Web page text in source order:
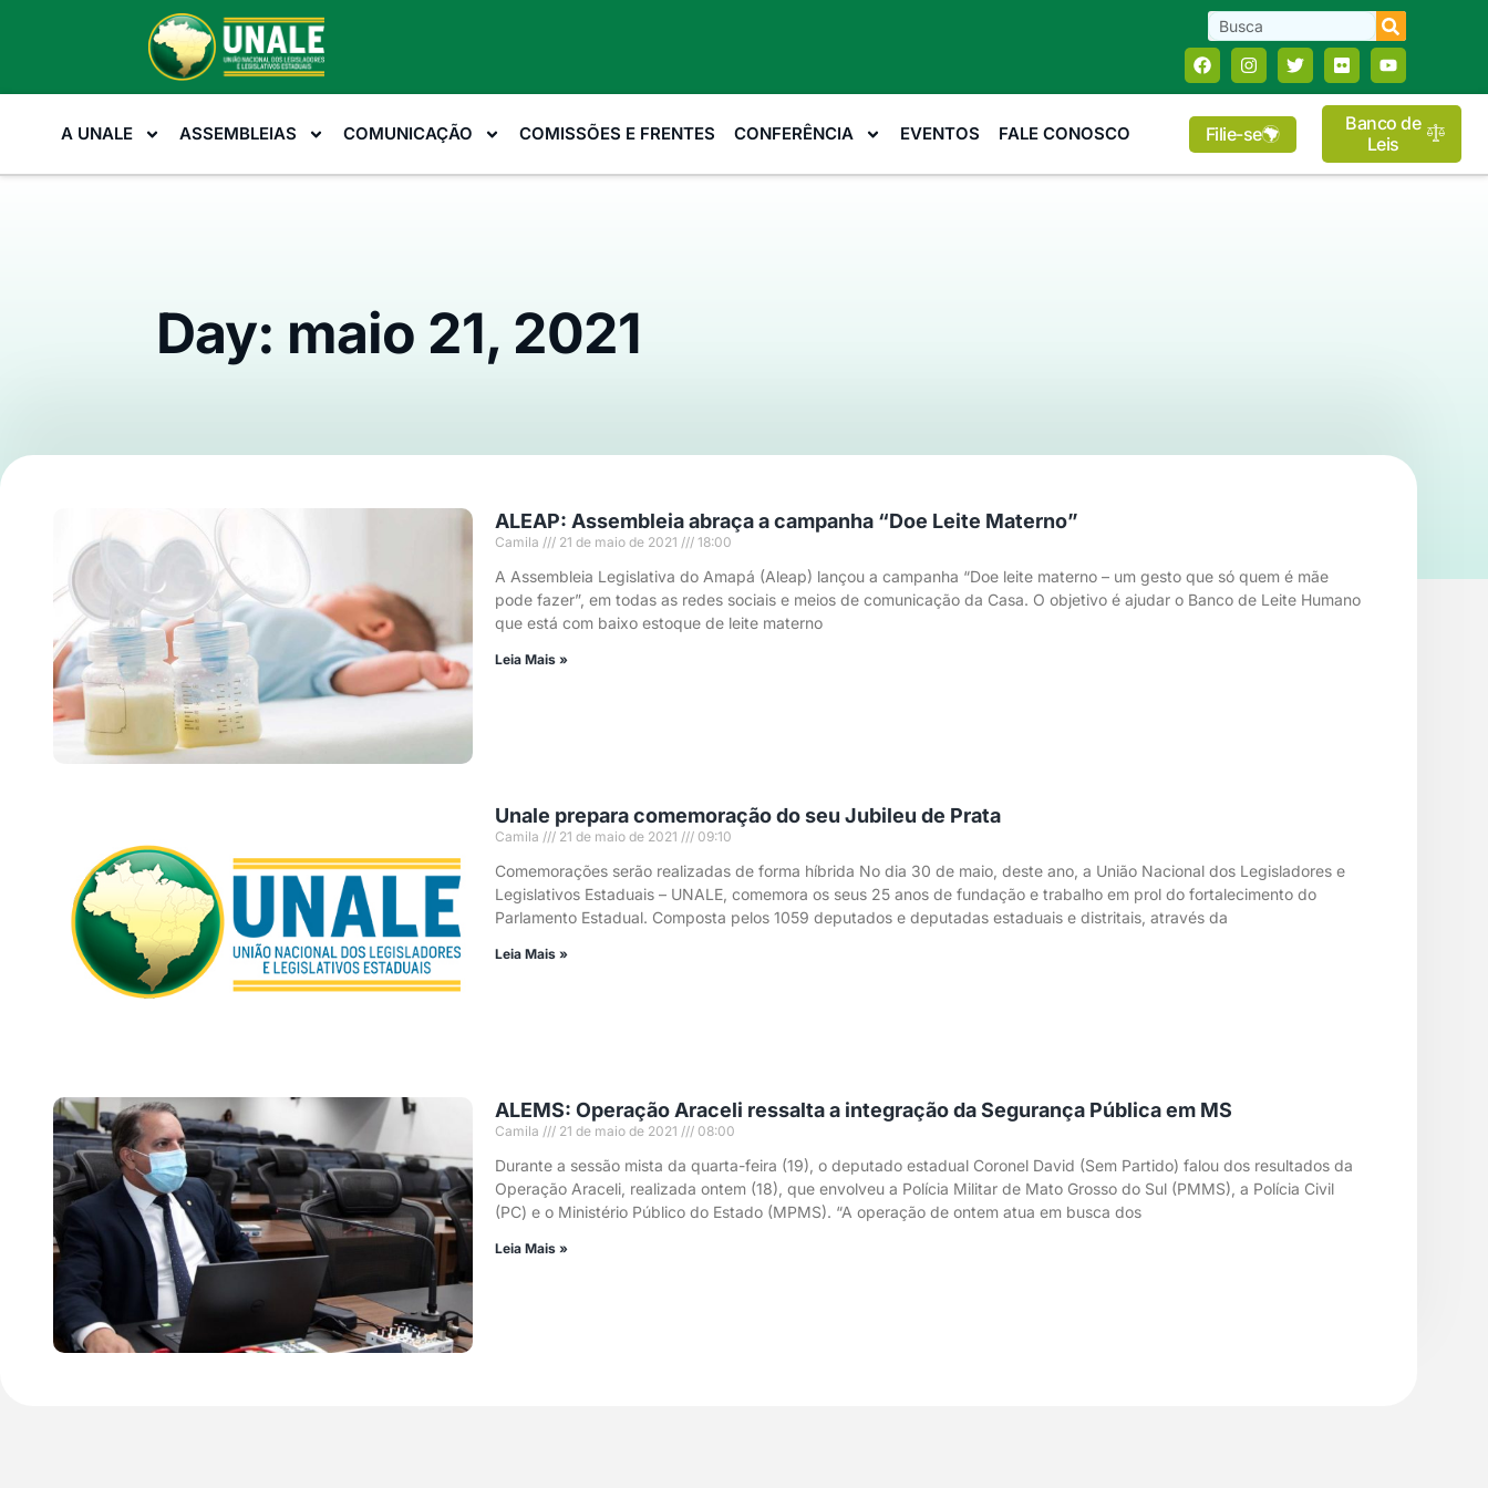
A UNALE ASSEMBLEIAS COMUNICAÇÃO COMISSÕES E FRENTES CONFERÊNCIA EVENTOS FALE CONOSCO Filie-se
Banco de
Leis
Day: maio 21, 2021
ALEAP: Assembleia abraça a campanha “Doe Leite Materno”
Camila 21 de maio de 2021 18:00
A Assembleia Legislativa do Amapá (Aleap) lançou a campanha “Doe leite materno – um gesto que só quem é mãe
pode fazer”, em todas as redes sociais e meios de comunicação da Casa. O objetivo é ajudar o Banco de Leite Humano
que está com baixo estoque de leite materno
Leia Mais »
Unale prepara comemoração do seu Jubileu de Prata
Camila 21 de maio de 2021 09:10
Comemorações serão realizadas de forma híbrida No dia 30 de maio, deste ano, a União Nacional dos Legisladores e
Legislativos Estaduais – UNALE, comemora os seus 25 anos de fundação e trabalho em prol do fortalecimento do
Parlamento Estadual. Composta pelos 1059 deputados e deputadas estaduais e distritais, através da
Leia Mais »
ALEMS: Operação Araceli ressalta a integração da Segurança Pública em MS
Camila 21 de maio de 2021 08:00
Durante a sessão mista da quarta-feira (19), o deputado estadual Coronel David (Sem Partido) falou dos resultados da
Operação Araceli, realizada ontem (18), que envolveu a Polícia Militar de Mato Grosso do Sul (PMMS), a Polícia Civil
(PC) e o Ministério Público do Estado (MPMS). “A operação de ontem atua em busca dos
Leia Mais »